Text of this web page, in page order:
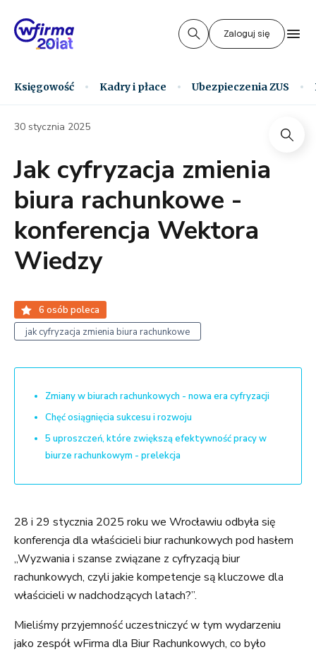
Zaloguj się
Księgowość Kadry i płace Ubezpieczenia ZUS
30 stycznia 2025
Jak cyfryzacja zmienia
biura rachunkowe -
konferencja Wektora
Wiedzy
6 osób poleca
jak cyfryzacja zmienia biura rachunkowe
Zmiany w biurach rachunkowych - nowa era cyfryzacji
Chęć osiągnięcia sukcesu i rozwoju
5 uproszczeń, które zwiększą efektywność pracy w
biurze rachunkowym - prelekcja
28 i 29 stycznia 2025 roku we Wrocławiu odbyła się
konferencja dla właścicieli biur rachunkowych pod hasłem
„Wyzwania i szanse związane z cyfryzacją biur
rachunkowych, czyli jakie kompetencje są kluczowe dla
właścicieli w nadchodzących latach?”.
Mieliśmy przyjemność uczestniczyć w tym wydarzeniu
jako zespół wFirma dla Biur Rachunkowych, co było